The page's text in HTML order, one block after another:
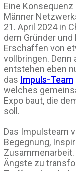
Eine
Männer
21. April 2024 in
dem Gründer
Erschaffen von
vollbringen. Denn
entstehen eben
das Impuls-Team
welches
Expo baut, die
soll.
Das Impulsteam
Begegnung,
Ängste zu